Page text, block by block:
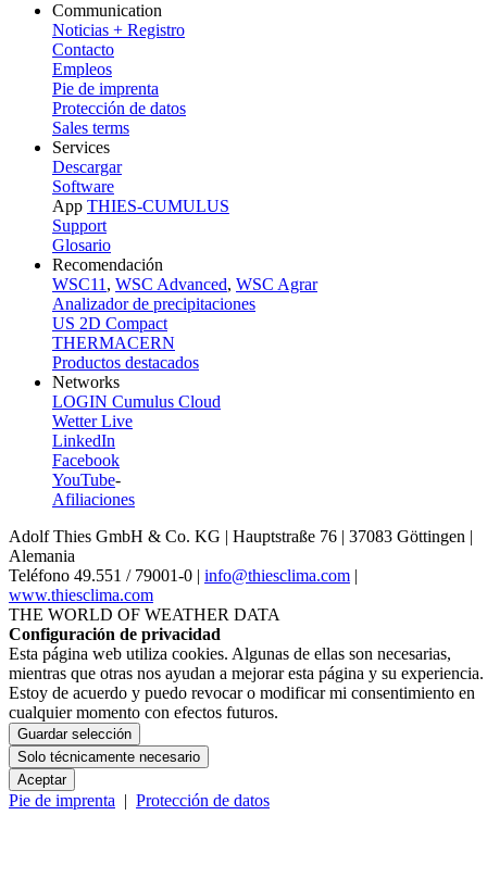
Communication
Noticias + Registro
Contacto
Empleos
Pie de imprenta
Protección de datos
Sales terms
Services
Descargar
Software
App THIES-CUMULUS
Support
Glosario
Recomendación
WSC11 , WSC Advanced, WSC Agrar
Analizador de precipitaciones
US 2D Compact
THERMACERN
Productos destacados
Networks
LOGIN Cumulus Cloud
Wetter Live
LinkedIn
Facebook
YouTube-
Afiliaciones
Adolf Thies GmbH & Co. KG | Hauptstraße 76 | 37083 Göttingen |
Alemania
Teléfono 49.551 /­ 79001-0 | info@thiesclima.com |
www.thiesclima.com
THE WORLD OF WEATHER DATA
Configuración de privacidad
Esta página web utiliza cookies. Algunas de ellas son necesarias,
mientras que otras nos ayudan a mejorar esta página y su experiencia.
Estoy de acuerdo y puedo revocar o modificar mi consentimiento en
cualquier momento con efectos futuros.
Guardar selección
Solo técnicamente necesario
Aceptar
Pie de imprenta | Protección de datos